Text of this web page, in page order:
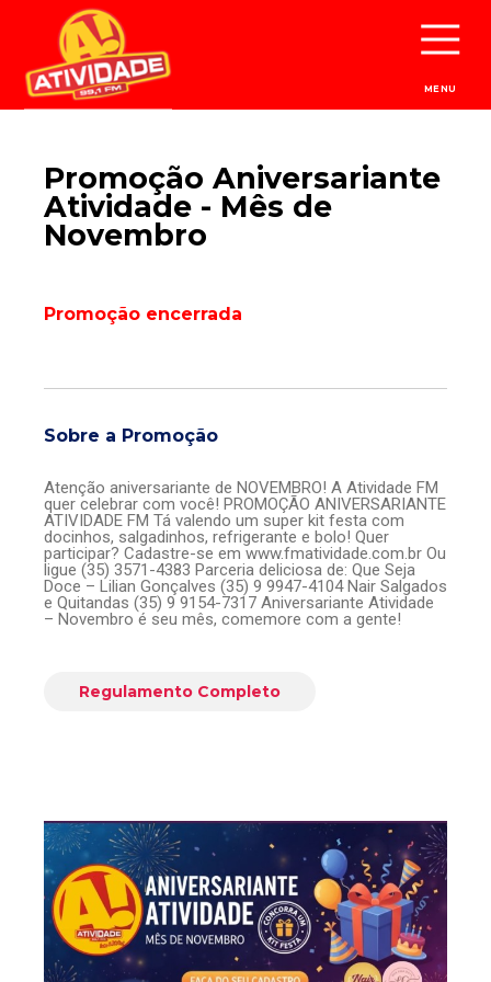
MENU
Promoção Aniversariante
Atividade - Mês de
Novembro
Promoção encerrada
Sobre a Promoção
Atenção aniversariante de NOVEMBRO! A Atividade FM
quer celebrar com você! PROMOÇÃO ANIVERSARIANTE
ATIVIDADE FM Tá valendo um super kit festa com
docinhos, salgadinhos, refrigerante e bolo! Quer
participar? Cadastre-se em www.fmatividade.com.br Ou
ligue (35) 3571-4383 Parceria deliciosa de: Que Seja
Doce – Lilian Gonçalves (35) 9 9947-4104 Nair Salgados
e Quitandas (35) 9 9154-7317 Aniversariante Atividade
– Novembro é seu mês, comemore com a gente!
Regulamento Completo